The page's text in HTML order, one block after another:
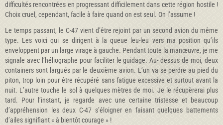
difficultés rencontrées en progressant difficilement dans cette région hostile !
Choix cruel, cependant, facile à faire quand on est seul. On l’assume !
Le temps passant, le C-47 vient d’être rejoint par un second avion du même
type. Les voici qui se dirigent à la queue leu-leu vers ma position qu’ils
enveloppent par un large virage à gauche. Pendant toute la manœuvre, je me
signale avec l’héliographe pour faciliter le guidage. Au- dessus de moi, deux
containers sont largués par le deuxième avion. L’un va se perdre au pied du
piton, trop loin pour être récupéré sans fatigue excessive et surtout avant la
nuit. L’autre touche le sol à quelques mètres de moi. Je le récupèrerai plus
tard. Pour l’instant, je regarde avec une certaine tristesse et beaucoup
d’appréhension les deux C-47 s’éloigner en faisant quelques battements
d’ailes signifiant « à bientôt courage » !